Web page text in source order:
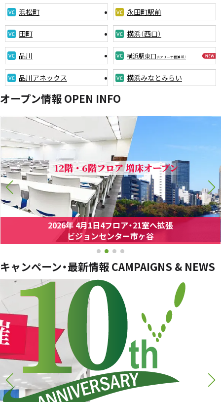
浜松町 永田町駅前
田町 横浜（西口）
品川 横浜駅東口 （Kアリーナ横浜 前）
品川アネックス 横浜みなとみらい
オープン情報 OPEN INFO
12階・6階フロア 増床オープン
2026年 4月1日4フロア・21室へ拡張
ビジョンセンター市ヶ谷
キャンペーン・最新情報 CAMPAIGNS & NEWS